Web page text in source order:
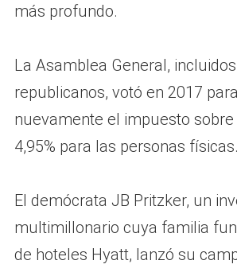
más profundo.
La Asamblea General,
republicanos, votó en 2017
nuevamente el impuesto sobre
4,95% para las personas físicas.
El demócrata JB Pritzker, un
multimillonario cuya familia
de hoteles Hyatt, lanzó su